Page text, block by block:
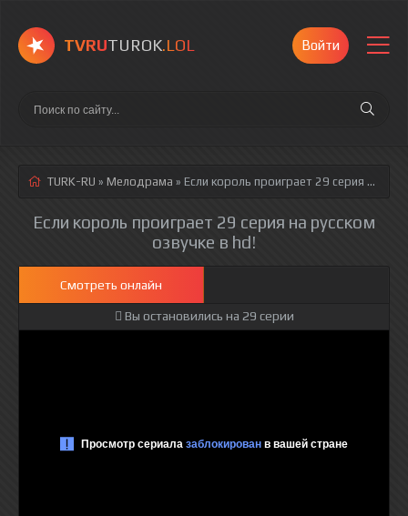
TVRUTUROK.LOL Войти
TURK-RU » Мелодрама » Если король проиграет 29 серия
Если король проиграет 29 серия на русском
озвучке в hd!
Смотреть онлайн
Вы остановились на 29 серии